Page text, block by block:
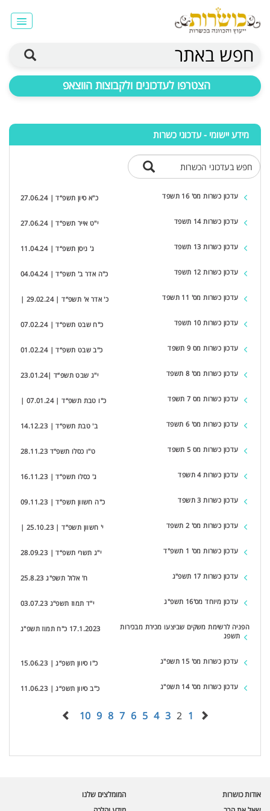
חפש באתר
הצטרפו לעדכונים ולקבוצות הווצאפ
מידע יישומי - עדכוני כשרות
חפש בעדכוני הכשרות
כ"א סיון תשפ“ד | 27.06.24 עדכון כשרות מס' 16 תשפד
י"ט אייר תשפ“ד | 27.06.24 עדכון כשרות 14 תשפד
ג' ניסן תשפ“ד | 11.04.24 עדכון כשרות 13 תשפד
כ"ה אדר ב' תשפ“ד | 04.04.24 עדכון כשרות 12 תשפד
כ' אדר א' תשפ“ד | 29.02.24 | עדכון כשרות מס' 11 תשפד
כ"ח שבט תשפ“ד | 07.02.24 עדכון כשרות 10 תשפד
כ"ב שבט תשפ“ד | 01.02.24 עדכון כשרות מס 9 תשפד
י"ג שבט תשפ“ד |23.01.24 עדכון כשרות מס' 8 תשפד
כ"ו טבת תשפ“ד | 07.01.24 | עדכון כשרות מס 7 תשפד
ב' טבת תשפ“ד | 14.12.23 עדכון כשרות מס' 6 תשפד
ט"ו כסלו תשפ"ד 28.11.23 עדכון כשרות מס 5 תשפד
ג' כסלו תשפ”ד | 16.11.23 עדכון כשרות 4 תשפד
כ"ה חשוון תשפ”ד | 09.11.23 עדכון כשרות 3 תשפד
י' חשוון תשפ”ד | 25.10.23 | עדכון כשרות מס' 2 תשפד
י"ג תשרי תשפ“ד | 28.09.23 עדכון כשרות מס' 1 תשפ"ד
ח' אלול תשפ"ג 25.8.23 עדכון כשרות 17 תשפ"ג
י"ד תמוז תשפ"ג 03.07.23 עדכון מיוחד מס'16 תשפ"ג
17.1.2023 כ"ח תמוז תשפ"ג
הפניה לרשימת משקים שביצעו מכירת מבכירות
תשפג
כ"ו סיוון תשפ“ג | 15.06.23 עדכון כשרות מס' 15 תשפ"ג
כ"ב סיוון תשפ“ג | 11.06.23 עדכון כשרות מס' 14 תשפ"ג
1
2
3
4
5
6
7
8
9
10
אודות כושרות
המומלצים שלנו
🪲 בדיקת חרקים